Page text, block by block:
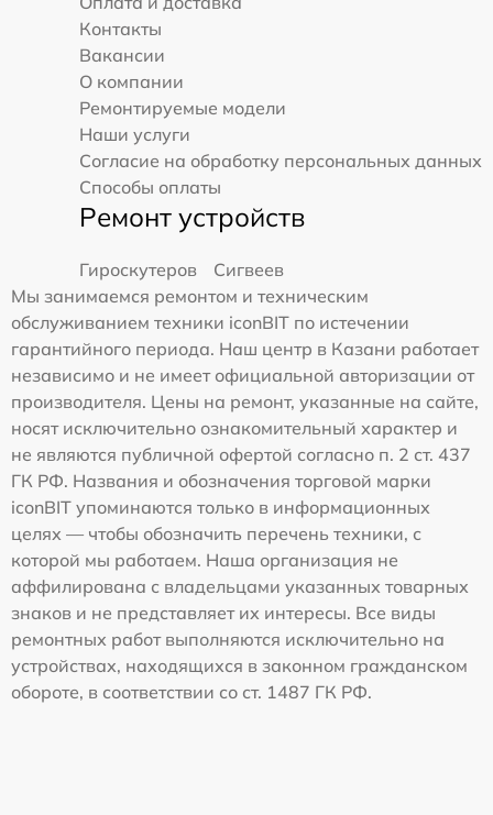
Контакты
Вакансии
О компании
Ремонтируемые модели
Наши услуги
Согласие на обработку персональных данных
Способы оплаты
Ремонт устройств
Гироскутеров
Сигвеев
Мы занимаемся ремонтом и техническим
обслуживанием техники iconBIT по истечении
гарантийного периода. Наш центр в Казани работает
независимо и не имеет официальной авторизации от
производителя. Цены на ремонт, указанные на сайте,
носят исключительно ознакомительный характер и
не являются публичной офертой согласно п. 2 ст. 437
ГК РФ. Названия и обозначения торговой марки
iconBIT упоминаются только в информационных
целях — чтобы обозначить перечень техники, с
которой мы работаем. Наша организация не
аффилирована с владельцами указанных товарных
знаков и не представляет их интересы. Все виды
ремонтных работ выполняются исключительно на
устройствах, находящихся в законном гражданском
обороте, в соответствии со ст. 1487 ГК РФ.